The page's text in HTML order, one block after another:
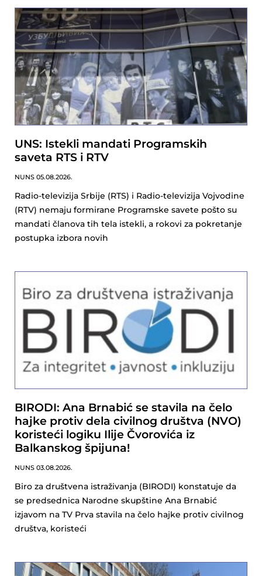
UNS: Istekli mandati Programskih
saveta RTS i RTV
NUNS 05.08.2026.
Radio-televizija Srbije (RTS) i Radio-televizija Vojvodine
(RTV) nemaju formirane Programske savete pošto su
mandati članova tih tela istekli, a rokovi za pokretanje
postupka izbora novih
BIRODI: Ana Brnabić se stavila na čelo
hajke protiv dela civilnog društva (NVO)
koristeći logiku Ilije Čvorovića iz
Balkanskog špijuna!
NUNS 03.08.2026.
Biro za društvena istraživanja (BIRODI) konstatuje da
se predsednica Narodne skupštine Ana Brnabić
izjavom na TV Prva stavila na čelo hajke protiv civilnog
društva, koristeći